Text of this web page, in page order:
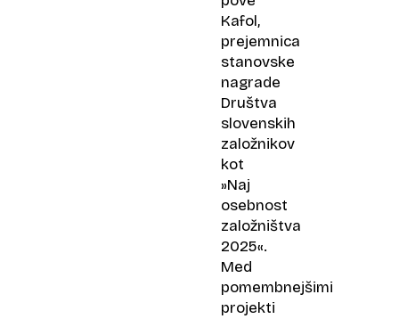
Kafol,
prejemnica
stanovske
nagrade
Društva
slovenskih
založnikov
kot
»Naj
osebnost
založništva
2025«.
Med
pomembnejšimi
projekti